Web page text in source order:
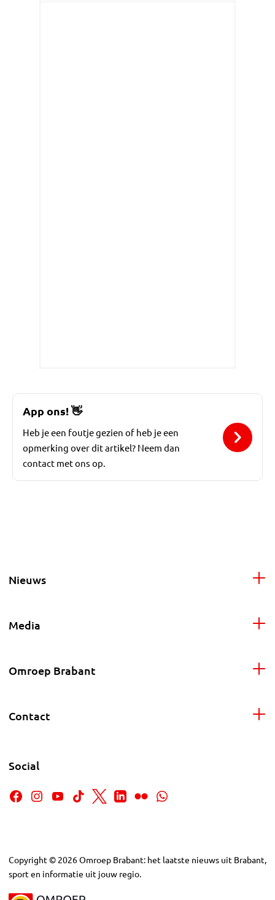
App ons!👋
Heb je een foutje gezien of heb je een
opmerking over dit artikel? Neem dan
contact met ons op.
Nieuws
Media
Omroep Brabant
Contact
Social
Copyright © 2026Omroep Brabant: het laatste nieuws uit Brabant,
sport en informatie uit jouw regio.